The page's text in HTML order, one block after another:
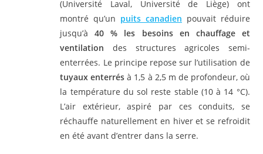
(Université Laval, Université de Liège) ont
montré qu’un puits canadien pouvait réduire
jusqu’à40 % les besoins en chauffage et
ventilation des structures agricoles semi-
enterrées. Le principe repose sur l’utilisation de
tuyaux enterrés à 1,5 à 2,5 m de profondeur, où
la température du sol reste stable (10 à 14 °C).
L’air extérieur, aspiré par ces conduits, se
réchauffe naturellement en hiver et se refroidit
en été avant d’entrer dans la serre.